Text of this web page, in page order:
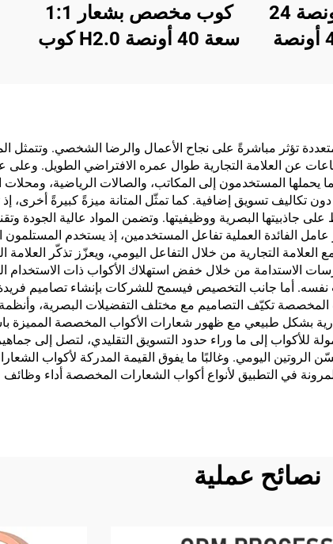
شعار مخصص 20 أونصة 24
أونصة 32 أونصة 40 أونصة
مقبض
كوب مخصص بشعار 1:1
سعة 40 أونصة H2.0 كوب
تؤثر مباشرةً على نجاح الأعمال والرضا الشخصي. وتتمثل
عن العلامة التجارية طوال عمره الافتراضي الطويل. وعلى
المستخدمون إلى المكاتب، والصالات الرياضية، ومحلات
تكاليف تسويق إضافية. كما تمثّل المتانة ميزةً كبيرةً
جاذبيتها البصرية ووظيفيتها. وتضمن المواد عالية الجودة
الفائدة العملية تفاعل المستخدمين، إذ يستخدم المستلمون
التجارية من خلال التفاعل اليومي، ويعزّز تذكّر العلامة
الاستدامة من خلال خفض استهلاك الأكواب ذات الاستخدام
نفسه. أما جانب التخصيص فيسمح للشركات بإنشاء تصاميم
تكيّف التصاميم مع مختلف التفضيلات البصرية، وأنظمة
بشكل طبيعي مع ظهور شعارات الأكواب المخصصة المميزة
للأكواب إلى ما وراء حدود التسويق التقليدي، لتصل إلى
الروتين اليومي. وغالبًا ما يفوق القيمة المدركة لأكواب
المرونة في التطبيق لأنواع أكواب الشعارات المخصصة أداء
نصائح عملية